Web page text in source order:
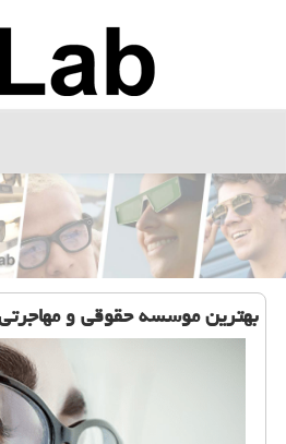
بهترین موسسه حقوقی و